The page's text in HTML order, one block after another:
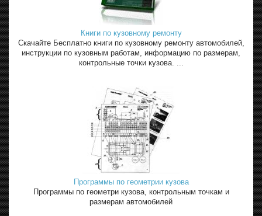
Книги по кузовному ремонту
Скачайте Бесплатно книги по кузовному ремонту автомобилей,
инструкции по кузовным работам, информацию по размерам,
контрольные точки кузова. ...
Программы по геометрии кузова
Программы по геометри кузова, контрольным точкам и
размерам автомобилей